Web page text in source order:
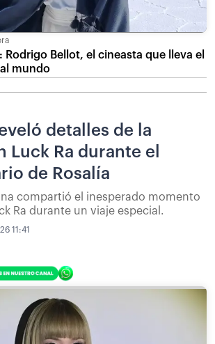
Rodrigo Bellot, el cineasta que lleva el
mundo
detalles de la
Luck Ra durante el
de Rosalía
compartió el inesperado momento
Ra durante un viaje especial.
11:41